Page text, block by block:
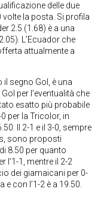
delle due
la posta. Si profila
2.5 (1.68) è a una
L’Ecuador che
attualmente a
il segno Gol, è una
per l’eventualità che
esatto più probabile
per la Tricolor, in
Il 2-1 e il 3-0, sempre
sono proposti
8.50 per quanto
l’1-1, mentre il 2-2
dei giamaicani per 0-
con l’1-2 è a 19.50.